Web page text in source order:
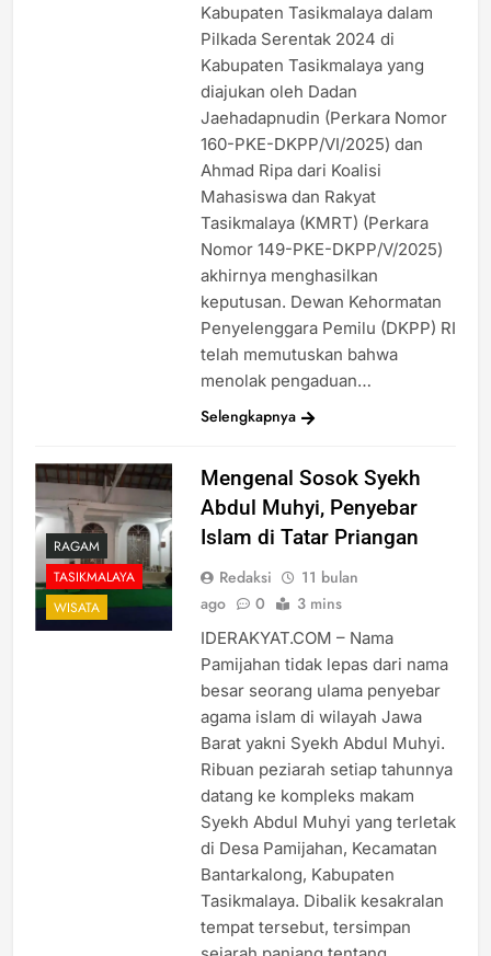
Kabupaten Tasikmalaya dalam
Pilkada Serentak 2024 di
Kabupaten Tasikmalaya yang
diajukan oleh Dadan
Jaehadapnudin (Perkara Nomor
160-PKE-DKPP/VI/2025) dan
Ahmad Ripa dari Koalisi
Mahasiswa dan Rakyat
Tasikmalaya (KMRT) (Perkara
Nomor 149-PKE-DKPP/V/2025)
akhirnya menghasilkan
keputusan. Dewan Kehormatan
Penyelenggara Pemilu (DKPP) RI
telah memutuskan bahwa
menolak pengaduan…
Selengkapnya
RAGAM
TASIKMALAYA
WISATA
Mengenal Sosok Syekh
Abdul Muhyi, Penyebar
Islam di Tatar Priangan
Redaksi
11 bulan
ago
0 3 mins
IDERAKYAT.COM – Nama
Pamijahan tidak lepas dari nama
besar seorang ulama penyebar
agama islam di wilayah Jawa
Barat yakni Syekh Abdul Muhyi.
Ribuan peziarah setiap tahunnya
datang ke kompleks makam
Syekh Abdul Muhyi yang terletak
di Desa Pamijahan, Kecamatan
Bantarkalong, Kabupaten
Tasikmalaya. Dibalik kesakralan
tempat tersebut, tersimpan